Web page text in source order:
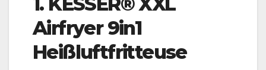
Airfryer 9in1
Heißluftfritteuse